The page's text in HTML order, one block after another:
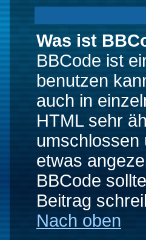
Was ist
BBCode ist
benutzen
auch in
HTML sehr
umschlossen
etwas
BBCode
Beitrag
Nach oben